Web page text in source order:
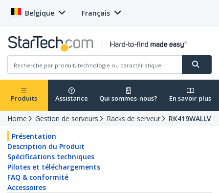
Belgique Français
Produits Assistance Qui sommes-nous? En savoir plus
Home Gestion de serveurs Racks de serveur
RK419WALLV
Présentation
Description du Produit
Spécifications techniques
Pilotes et téléchargements
FAQ & conformité
Accessoires